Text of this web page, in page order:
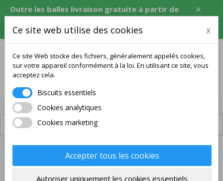
×
Outre les balles livraison gratuite à partir de
120 USD, soit l'équivalent en CZK, EUR, PLN,
RON.
Livraison disponible
LIVRAISON GRATUITE
Ce site web utilise des cookies x
Ce site Web stocke des fichiers, généralement appelés cookies,
sur votre appareil conformément à la loi. En utilisant ce site, vous
acceptez cela.
Biscuits essentiels
Cookies analytiques
Cookies marketing
Accepter tous les cookies
Autoriser uniquement les cookies essentiels